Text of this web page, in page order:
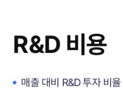
R&D 비용
매출 대비 R&D 투자 비율